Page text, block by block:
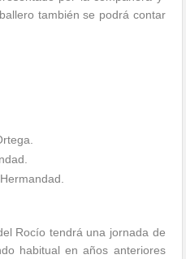
también se podrá contar
Rocío tendrá una jornada de
habitual en años anteriores